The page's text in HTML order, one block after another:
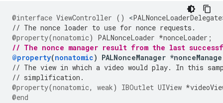
@interface ViewController () <PALNonceLoaderDelegate
// The nonce loader to use for nonce requests.
@property(nonatomic) PALNonceLoader *nonceLoader ;
// The nonce manager result from the last
@property(nonatomic) PALNonceManager *
// The view in which a video would play. In this
// simplification.
@property(nonatomic, weak) IBOutlet UIView *
@end